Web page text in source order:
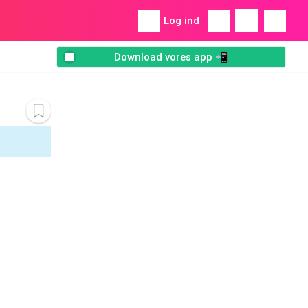
Log ind
Download vores app 📲